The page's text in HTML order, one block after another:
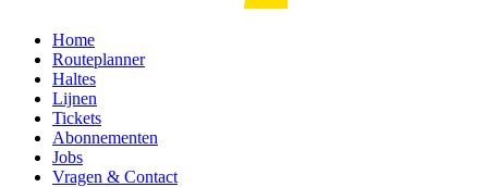
Home
Routeplanner
Haltes
Lijnen
Tickets
Abonnementen
Jobs
Vragen & Contact